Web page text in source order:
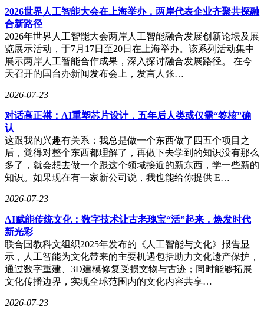
生成局限，实现从需求理解到项目部署的全流程覆盖，支持多
文件协同和自主调试；Agent能力方面，提升多工具协同和环
境感知水平，可根据API能力边界自动组合调用不同服务，并
根据系统反馈实时调整执行策略。这些能力共同支撑起U2
从“回答问题”到“完成任务”的范式转变。
目前，U2已正式接入云知声Token Hub平台，向个人开发者、
企业用户提供标准化API服务。其独特的任务导向设计使其在
别是在需要多工具协同的复杂项目中，U2展现出的自主规划
能力和执行稳定性，为人工智能落地产业应用提供了新的解决
方案。
2026世界人工智能大会在上海举办，两岸代表企业齐聚共探融
合新路径
2026年世界人工智能大会两岸人工智能融合发展创新论坛及展
览展示活动，于7月17日至20日在上海举办。该系列活动集中
展示两岸人工智能合作成果，深入探讨融合发展路径。 在今
天召开的国台办新闻发布会上，发言人张…
2026-07-23
对话高正祺：AI重塑芯片设计，五年后人类或仅需“签核”确
认
这跟我的兴趣有关系：我总是做一个东西做了四五个项目之
后，觉得对整个东西都理解了，再做下去学到的知识没有那么
多了，就会想去做一个跟这个领域接近的新东西，学一些新的
知识。如果现在有一家新公司说，我也能给你提供 E…
2026-07-23
AI赋能传统文化：数字技术让古老瑰宝“活”起来，焕发时代
新光彩
联合国教科文组织2025年发布的《人工智能与文化》报告显
示，人工智能为文化带来的主要机遇包括助力文化遗产保护，
通过数字重建、3D建模修复受损文物与古迹；同时能够拓展
文化传播边界，实现全球范围内的文化内容共享…
2026-07-23